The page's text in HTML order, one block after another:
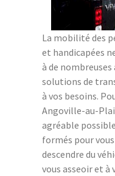
La mobilité des
et handicapées
à de nombreuses
solutions de
à vos besoins.
Angoville-au-
agréable
formés pour
descendre du
vous asseoir et à